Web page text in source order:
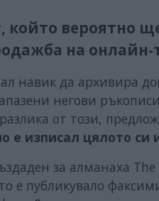
който вероятно
на
навик да архивира
негови
от този,
е изписал цялото си
за алманаха
е публикувало